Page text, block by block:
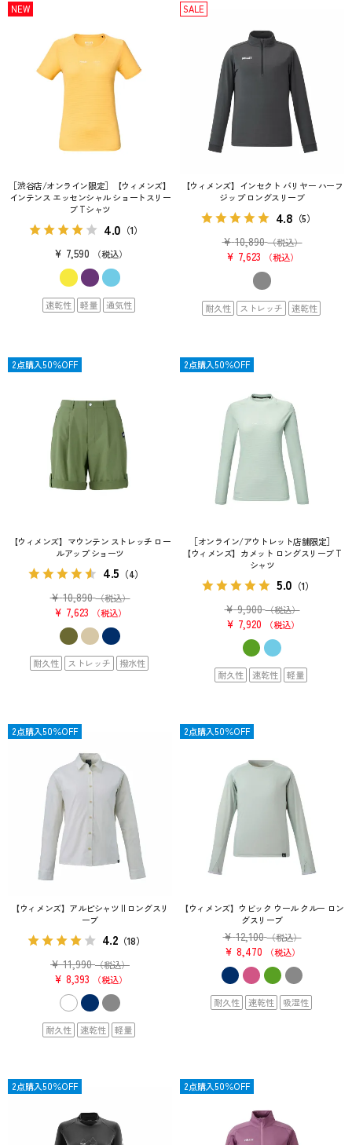
［渋谷店/オンライン限定］【ウィメンズ】
インテンス エッセンシャル ショートスリー
ブ Tシャツ
4.0 （1）
¥ 7,590 税込
NEW
速乾性 軽量 通気性
【ウィメンズ】インセクト バリヤー ハーフ
ジップ ロングスリーブ
4.8 （5）
¥ 10,890 （税込）
¥ 7,623 税込
SALE
耐久性 ストレッチ 速乾性
【ウィメンズ】マウンテン ストレッチ ロー
ルアップ ショーツ
4.5 （4）
¥ 10,890 （税込）
¥ 7,623 税込
OUTLET
耐久性 ストレッチ 撥水性
2点購入50％OFF
［オンライン/アウトレット店舗限定］
【ウィメンズ】カメット ロングスリーブ T
シャツ
5.0 （1）
¥ 9,900 （税込）
¥ 7,920 税込
SALE
耐久性 速乾性 軽量
2点購入50％OFF
【ウィメンズ】アルピシャツ II ロングスリ
ーブ
4.2 （18）
¥ 11,990 （税込）
¥ 8,393 税込
OUTLET
耐久性 速乾性 軽量
2点購入50％OFF
【ウィメンズ】ウビック ウール クルー ロン
グスリーブ
¥ 12,100 （税込）
¥ 8,470 税込
SALE
耐久性 速乾性 吸湿性
2点購入50％OFF
OUTLET
2点購入50％OFF SALE
2点購入50％OFF